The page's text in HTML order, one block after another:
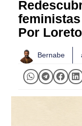
Por
Bernabe